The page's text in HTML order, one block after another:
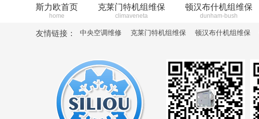
斯力欧首页
home
克莱门特机组维保
climaveneta
顿汉布什机组维保
dunham-bush
友情链接： 中央空调维修 克莱门特机组维保 顿汉布什机组维保